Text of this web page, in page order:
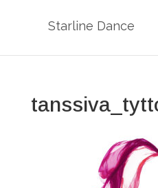
Starline Dance